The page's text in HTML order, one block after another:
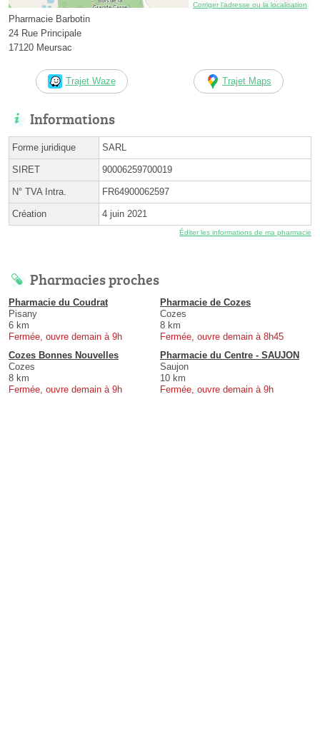
Corriger l’adresse ou la localisation
Pharmacie Barbotin
24 Rue Principale
17120 Meursac
Trajet Waze Trajet Maps
Informations
Forme juridique SARL
SIRET 90006259700019
N° TVA Intra. FR64900062597
Création 4 juin 2021
Éditer les informations de ma pharmacie
Pharmacies proches
Pharmacie du Coudrat
Pisany
6 km
Fermée, ouvre demain à 9h
Pharmacie de Cozes
Cozes
8 km
Fermée, ouvre demain à 8h45
Cozes Bonnes Nouvelles
Cozes
8 km
Fermée, ouvre demain à 9h
Pharmacie du Centre - SAUJON
Saujon
10 km
Fermée, ouvre demain à 9h